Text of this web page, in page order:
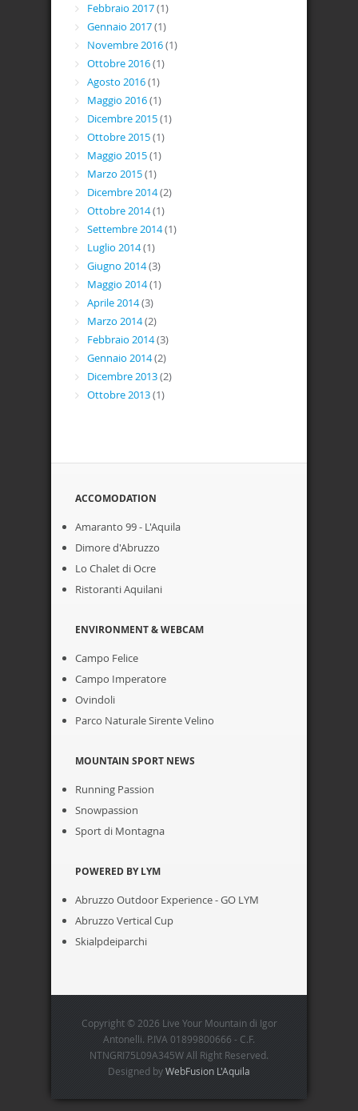
Febbraio 2017(1)
Gennaio 2017(1)
Novembre 2016(1)
Ottobre 2016(1)
Agosto 2016(1)
Maggio 2016(1)
Dicembre 2015(1)
Ottobre 2015(1)
Maggio 2015(1)
Marzo 2015(1)
Dicembre 2014(2)
Ottobre 2014(1)
Settembre 2014(1)
Luglio 2014(1)
Giugno 2014(3)
Maggio 2014(1)
Aprile 2014(3)
Marzo 2014(2)
Febbraio 2014(3)
Gennaio 2014(2)
Dicembre 2013(2)
Ottobre 2013(1)
ACCOMODATION
Amaranto 99 - L'Aquila
Dimore d'Abruzzo
Lo Chalet di Ocre
Ristoranti Aquilani
ENVIRONMENT & WEBCAM
Campo Felice
Campo Imperatore
Ovindoli
Parco Naturale Sirente Velino
MOUNTAIN SPORT NEWS
Running Passion
Snowpassion
Sport di Montagna
POWERED BY LYM
Abruzzo Outdoor Experience - GO LYM
Abruzzo Vertical Cup
Skialpdeiparchi
Copyright © 2026 Live Your Mountain di Igor
Antonelli. P.IVA 01899800666 - C.F.
NTNGRI75L09A345W All Right Reserved.
Designed byWebFusion L'Aquila